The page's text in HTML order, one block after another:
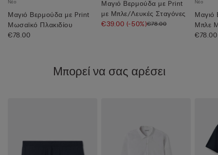
Νέο
Μαγιό Βερμούδα με Print
Μωσαϊκό Πλακιδίου
€78.00
Μαγιό Βερμούδα με Print
με Μπλε/Λευκές Σταγόνες
€39.00 (-50%)€78.00
Νέο
Μαγιό
Μπλε
€78.00
Μπορεί να σας αρέσει